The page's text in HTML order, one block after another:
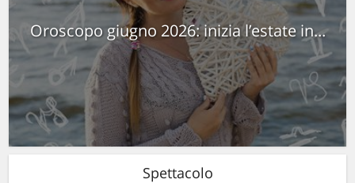
Oroscopo giugno 2026: inizia l’estate in...
Spettacolo